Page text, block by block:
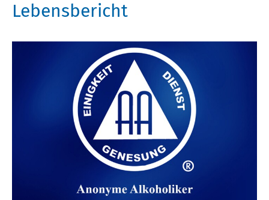
Lebensbericht